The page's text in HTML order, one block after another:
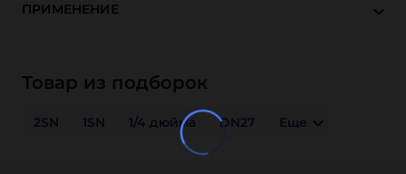
ПРИМЕНЕНИЕ
Товар из подборок
2SN 1SN 1/4 дюйма DN27 Еще